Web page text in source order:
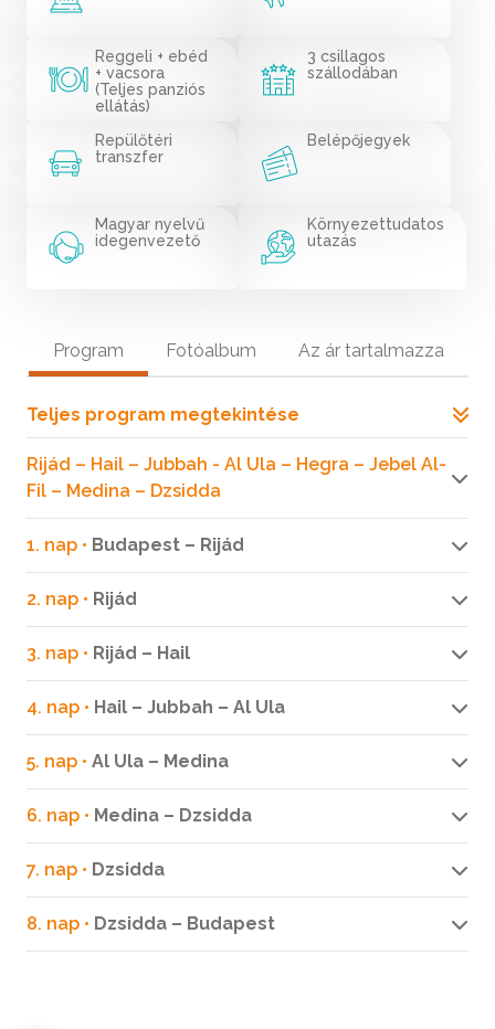
Reggeli + ebéd
+ vacsora
(Teljes panziós
ellátás)
3 csillagos
szállodában
Repülőtéri
transzfer
Belépőjegyek
Magyar nyelvű
idegenvezető
Környezettudatos
utazás
Program Fotóalbum Az ár tartalmazza
Teljes program megtekintése
Rijád – Hail – Jubbah - Al Ula – Hegra – Jebel Al-
Fil – Medina – Dzsidda
1. nap • Budapest – Rijád
2. nap • Rijád
3. nap • Rijád – Hail
4. nap • Hail – Jubbah – Al Ula
5. nap • Al Ula – Medina
6. nap • Medina – Dzsidda
7. nap • Dzsidda
8. nap • Dzsidda – Budapest